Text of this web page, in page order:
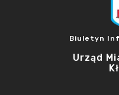
Biuletyn
Urząd